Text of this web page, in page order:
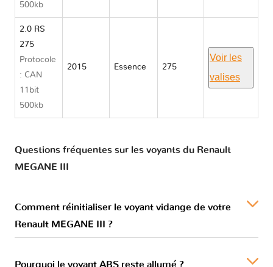
500kb
2.0 RS
275
Protocole
: CAN
11bit
500kb
2015 Essence 275
Voir les
valises
Questions fréquentes sur les voyants du Renault
MEGANE III
Comment réinitialiser le voyant vidange de votre
Renault MEGANE III ?
Pourquoi le voyant ABS reste allumé ?